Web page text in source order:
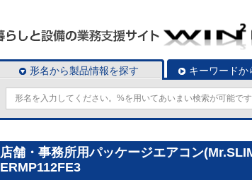
形名から製品情報を探す キーワードか
店舗・事務所用パッケージエアコン
ERMP112FE3